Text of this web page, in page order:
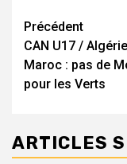
d’article
Précédent
CAN U17 /
Maroc : pas de
pour les Verts
ARTICLES